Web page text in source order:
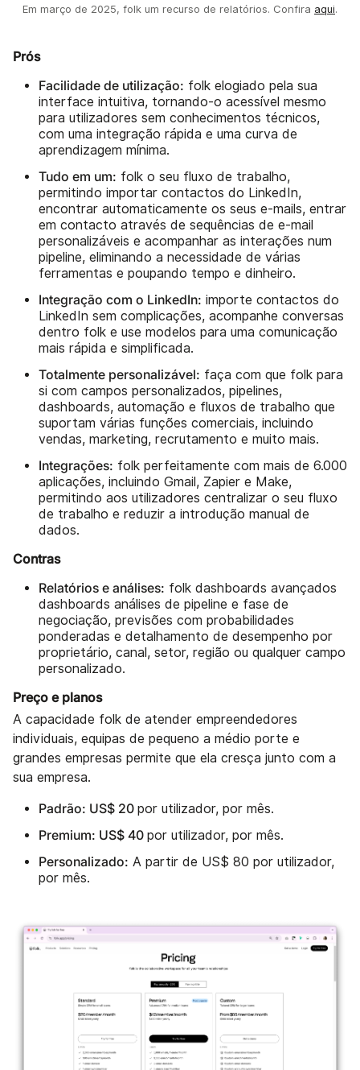
Em março de 2025, folk um recurso de relatórios. Confira aqui.
Prós
Facilidade de utilização: folk elogiado pela sua
interface intuitiva, tornando-o acessível mesmo
para utilizadores sem conhecimentos técnicos,
com uma integração rápida e uma curva de
aprendizagem mínima.
Tudo em um: folk o seu fluxo de trabalho,
permitindo importar contactos do LinkedIn,
encontrar automaticamente os seus e-mails, entrar
em contacto através de sequências de e-mail
personalizáveis e acompanhar as interações num
pipeline, eliminando a necessidade de várias
ferramentas e poupando tempo e dinheiro.
Integração com o LinkedIn: importe contactos do
LinkedIn sem complicações, acompanhe conversas
dentro folk e use modelos para uma comunicação
mais rápida e simplificada.
Totalmente personalizável: faça com que folk para
si com campos personalizados, pipelines,
dashboards, automação e fluxos de trabalho que
suportam várias funções comerciais, incluindo
vendas, marketing, recrutamento e muito mais.
Integrações: folk perfeitamente com mais de 6.000
aplicações, incluindo Gmail, Zapier e Make,
permitindo aos utilizadores centralizar o seu fluxo
de trabalho e reduzir a introdução manual de
dados.
Contras
Relatórios e análises: folk dashboards avançados
dashboards análises de pipeline e fase de
negociação, previsões com probabilidades
ponderadas e detalhamento de desempenho por
proprietário, canal, setor, região ou qualquer campo
personalizado.
Preço e planos
A capacidade folk de atender empreendedores
individuais, equipas de pequeno a médio porte e
grandes empresas permite que ela cresça junto com a
sua empresa.
Padrão: US$ 20 por utilizador, por mês.
Premium: US$ 40 por utilizador, por mês.
Personalizado: A partir de US$ 80 por utilizador,
por mês.